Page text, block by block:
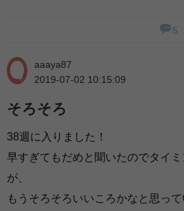
5
aaaya87
2019-07-02 10:15:09
そろそろ
38週に入りました！
早すぎてもだめと聞いたのでタイ
が、
もうそろそろいいころかなと思って